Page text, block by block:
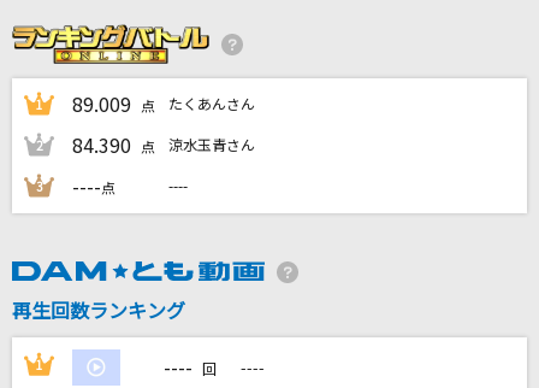
USOTSUKI
カラオケをもっと楽しもう！
1 89.009 点 たくあんさん
2 84.390 点 涼水玉青さん
3 ----点 ----
再生回数ランキング
1 ---- 回 ----